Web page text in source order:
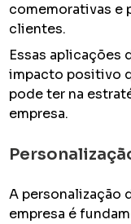
comemorativas e
clientes.
Essas aplicações
impacto positivo
pode ter na
empresa.
A personalização
empresa é